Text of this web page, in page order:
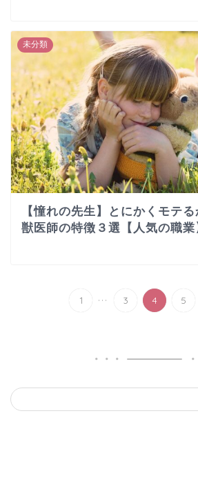
未分類
【憧れの先生】とにかくモテ
獣医師の特徴３選【人気の職業
1 ... 3 4 5